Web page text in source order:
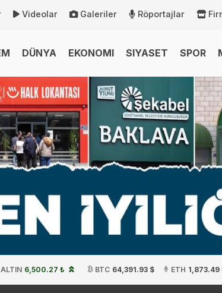
Videolar Galeriler Röportajlar
DÜNYA EKONOMI SIYASET SPOR
6,500.27 ₺ BTC 64,391.93 $ ETH 1,873.49